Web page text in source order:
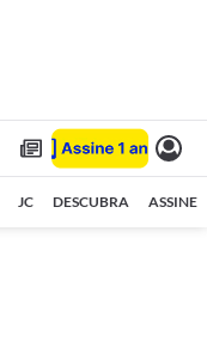
JC DESCUBRA ASSINE